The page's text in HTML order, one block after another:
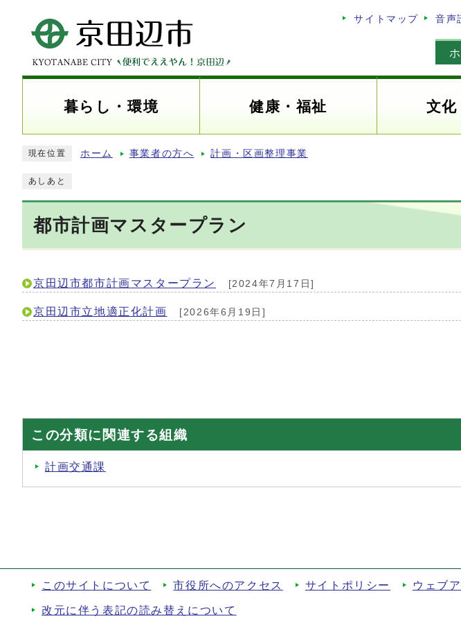
サイトマップ 音声
暮らし・環境 健康・福祉 文化
現在位置 ホーム 事業者の方へ 計画・区画整理事業
あしあと
都市計画マスタープラン
京田辺市都市計画マスタープラン [2024年7月17日]
京田辺市立地適正化計画 [2026年6月19日]
この分類に関連する組織
計画交通課
このサイトについて 市役所へのアクセス サイトポリシー ウェブ
改元に伴う表記の読み替えについて